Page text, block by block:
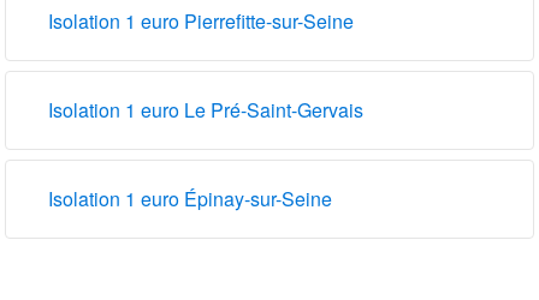
Isolation 1 euro Pierrefitte-sur-Seine
Isolation 1 euro Le Pré-Saint-Gervais
Isolation 1 euro Épinay-sur-Seine